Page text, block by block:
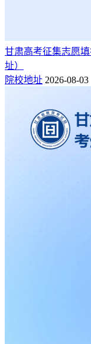
甘肃高考征集志愿
址）
院校地址 2026-08-03